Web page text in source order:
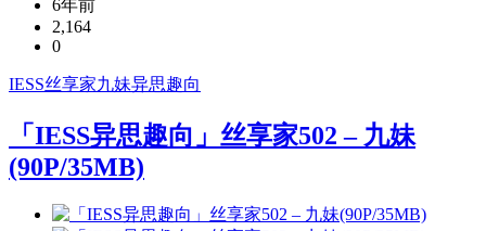
6年前
2,164
0
IESS丝享家九妹异思趣向
「IESS异思趣向」丝享家502 – 九妹
(90P/35MB)